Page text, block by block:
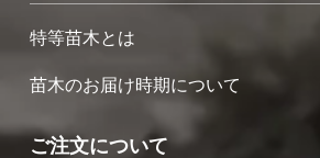
特等苗木とは
苗木のお届け時期について
ご注文について